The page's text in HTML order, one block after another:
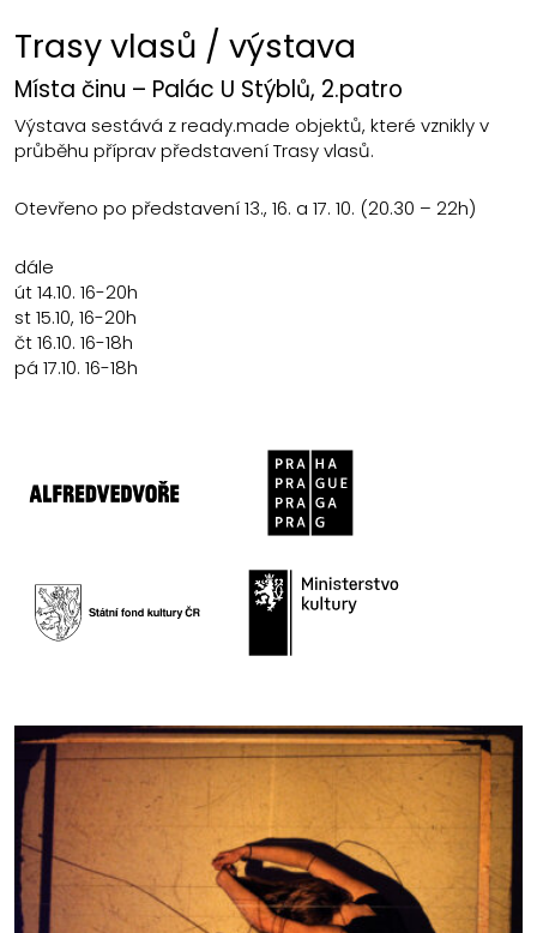
Trasy vlasů / výstava
Místa činu – Palác U Stýblů, 2.patro
Výstava sestává z ready.made objektů, které vznikly v
průběhu příprav představení Trasy vlasů.
Otevřeno po představení 13., 16. a 17. 10. (20.30 – 22h)
dále
út14.10. 16-20h
st 15.10, 16-20h
čt 16.10. 16-18h
pá 17.10. 16-18h